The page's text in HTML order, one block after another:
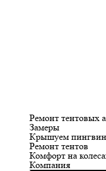
Ремонт тентовых
Замеры
Крышуем
Ремонт тентов
Комфорт на
Компания